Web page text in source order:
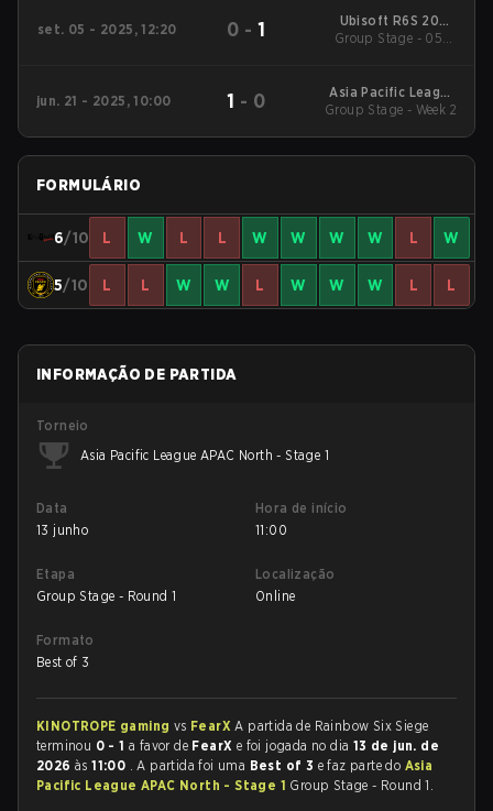
set. 05 - 2025, 12:20 0 -1
Ubisoft R6S 2025
APAC North
Group Stage - 05th
jun. 21 - 2025, 10:00 1 - 0
Asia Pacific League
2025 - Stage 1:APAC
Group Stage - Week 2
FORMULÁRIO
6/10 L W L L W W W W L W
5/10 L L W W L W W W L L
INFORMAÇÃO DE PARTIDA
Torneio
Asia Pacific League APAC North - Stage 1
Data
13 junho
Hora de início
11:00
Etapa
Group Stage - Round 1
Localização
Online
Formato
Best of 3
KINOTROPE gaming vs FearXA partida de Rainbow Six Siege
terminou 0 - 1 a favor de FearX e foi jogada no dia 13 de jun. de
2026 às11:00 . A partida foi uma Best of 3 e faz parte do Asia
Pacific League APAC North - Stage 1 Group Stage - Round 1.